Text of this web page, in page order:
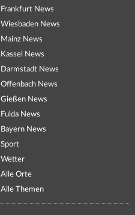
Frankfurt News
Wiesbaden News
Mainz News
Kassel News
Darmstadt News
Offenbach News
Gießen News
Fulda News
Bayern News
Sport
Wetter
Alle Orte
Alle Themen